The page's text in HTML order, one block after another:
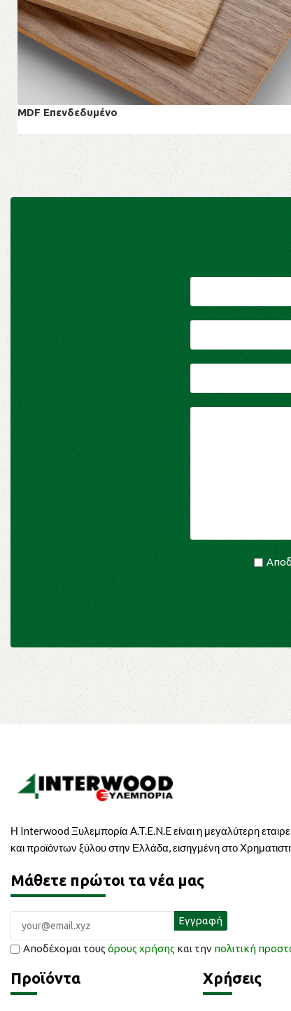
MDF Επενδεδυμένο
MDF Επενδεδυμένο
Η Interwood Ξυλεμπορία A.T.E.N.E είναι η μεγαλύτερη
και προϊόντων ξύλου στην Ελλάδα, εισηγμένη στο
Μάθετε πρώτοι τα νέα μας
Αποδέχομαι τους όρους χρήσης και την πολιτική
Προϊόντα Χρήσεις